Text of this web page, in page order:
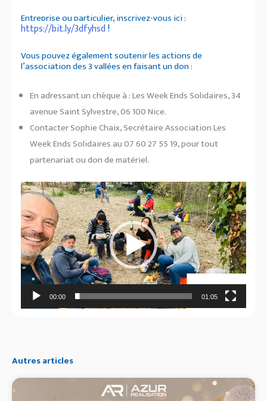
Entreprise ou particulier, inscrivez-vous ici :
https://bit.ly/3dfyhsd!
Vous pouvez également soutenir les actions de
l’association des 3 vallées en faisant un don :
En adressant un chèque à : Les Week Ends Solidaires, 34
avenue Saint Sylvestre, 06 100 Nice.
Contacter Sophie Chaix, Secrétaire Association Les
Week Ends Solidaires au 07 60 27 55 19, pour tout
partenariat ou don de matériel.
Lecteur
00:00 01:05
Autres articles